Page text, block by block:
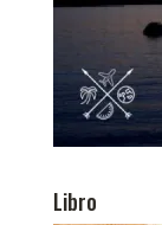
Libro